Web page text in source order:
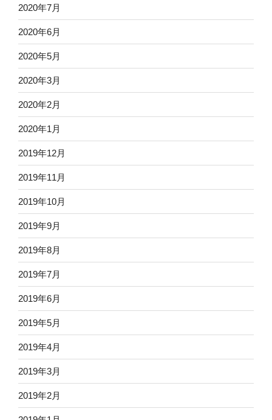
2020年7月
2020年6月
2020年5月
2020年3月
2020年2月
2020年1月
2019年12月
2019年11月
2019年10月
2019年9月
2019年8月
2019年7月
2019年6月
2019年5月
2019年4月
2019年3月
2019年2月